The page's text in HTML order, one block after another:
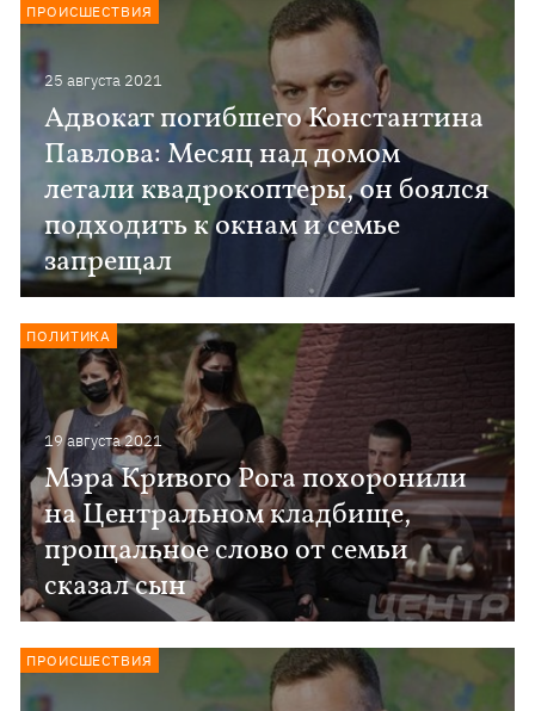
25 августа 2021
Адвокат погибшего Константина
Павлова: Месяц над домом
летали квадрокоптеры, он боялся
подходить к окнам и семье
запрещал
ПРОИСШЕСТВИЯ
19 августа 2021
Мэра Кривого Рога похоронили
на Центральном кладбище,
прощальное слово от семьи
сказал сын
ПОЛИТИКА
ПРОИСШЕСТВИЯ